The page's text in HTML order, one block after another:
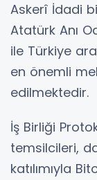
Askerî İdadi
Atatürk Anı
ile Türkiye
en önemli
edilmektedir.
İş Birliği
temsilcileri,
katılımıyla